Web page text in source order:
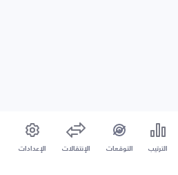
الترتيب التوقعات الإنتقالات الإعدادات